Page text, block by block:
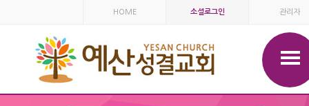
HOME 소셜로그인 관리자